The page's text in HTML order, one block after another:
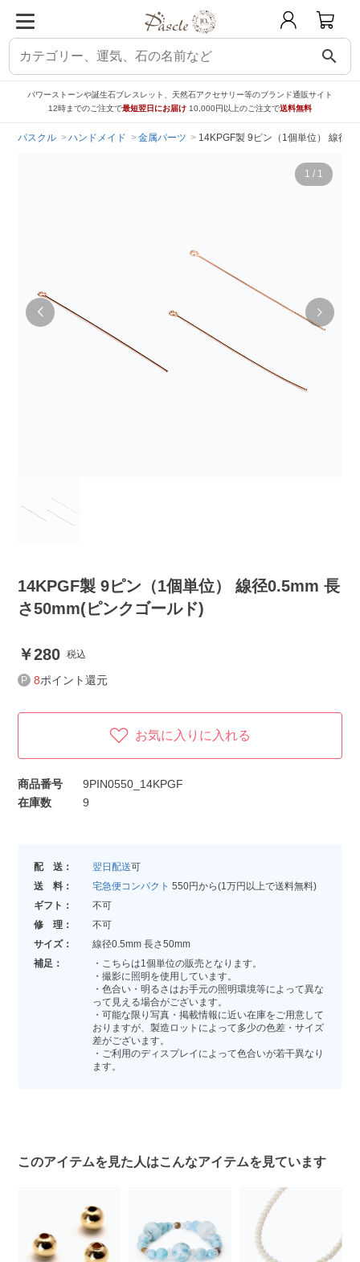
search
パワーストーンや誕生石ブレスレット、天然石アクセサリー等のブランド通販サイト
12時までのご注文で最短翌日にお届け 10,000円以上のご注文で送料無料
パスクル ハンドメイド 金属パーツ 14KPGF製 9ピン（1個単位） 線径
1 / 1
14KPGF製 9ピン（1個単位） 線径0.5mm 長
さ50mm(ピンクゴールド)
280 税込
8ポイント還元
お気に入りに入れる
商品番号
9PIN0550_14KPGF
在庫数
9
配 送： 翌日配送可
送 料：
宅急便コンパクト 550円から(1万円以上で送料無料)
ギフト：
不可
修 理：
不可
サイズ：
線径0.5mm 長さ50mm
補足：
・こちらは1個単位の販売となります。
・撮影に照明を使用しています。
・色合い・明るさはお手元の照明環境等によって異な
って見える場合がございます。
・可能な限り写真・掲載情報に近い在庫をご用意して
おりますが、製造ロットによって多少の色差・サイズ
差がございます。
・ご利用のディスプレイによって色合いが若干異なり
ます。
このアイテムを見た人はこんなアイテムを見ています